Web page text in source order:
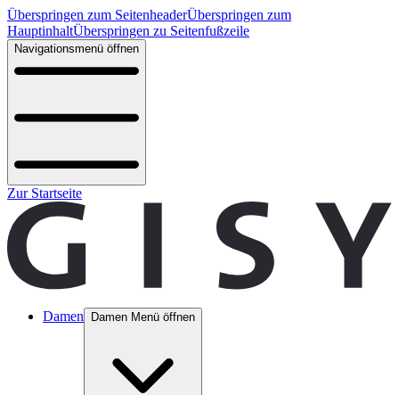
Überspringen zum SeitenheaderÜberspringen zum
HauptinhaltÜberspringen zu Seitenfußzeile
Navigationsmenü öffnen
Zur Startseite
Damen Damen Menü öffnen